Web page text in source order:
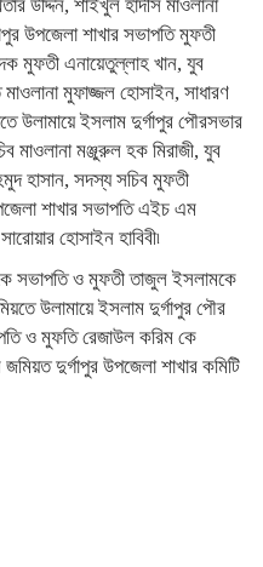
উদ্দিন, শাইখুল হাদীস মাওলানা
উপজেলা শাখার সভাপতি মুফতী
মুফতী এনায়েতুল্লাহ খান, যুব
মুফাজ্জল হোসাইন, সাধারণ
উলামায়ে ইসলাম দুর্গাপুর পৌরসভার
মঞ্জুরুল হক মিরাজী, যুব
হাসান, সদস্য সচিব মুফতী
শাখার সভাপতি এইচ এম
হোসাইন হাবিবী৷
কে সভাপতি ও মুফতী তাজুল ইসলামকে
উলামায়ে ইসলাম দুর্গাপুর পৌর
ও মুফতি রেজাউল করিম কে
দুর্গাপুর উপজেলা শাখার কমিটি